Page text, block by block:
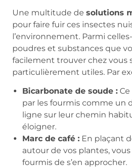
Une multitude de solutions
pour faire fuir ces insectes
l’environnement. Parmi
poudres et substances que
facilement trouver chez vous
particulièrement utiles. Par
Bicarbonate de soude :
par les fourmis comme un
ligne sur leur chemin
éloigner.
Marc de café : En plaçant
autour de vos plantes,
fourmis de s’en approcher.